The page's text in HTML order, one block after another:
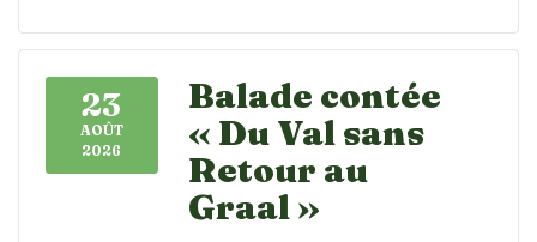
23
AOÛT
2026
Balade contée
« Du Val sans
Retour au
Graal »